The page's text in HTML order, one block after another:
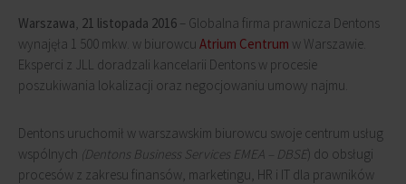
Warszawa, 21 listopada 2016 – Globalna firma prawnicza Dentons
wynajęła 1 500 mkw. w biurowcu Atrium Centrum w Warszawie.
Eksperci z JLL doradzali kancelarii Dentons w procesie
poszukiwania lokalizacji oraz negocjowaniu umowy najmu.
Dentons uruchomił w warszawskim biurowcu swoje centrum usług
wspólnych (Dentons Business Services EMEA – DBSE) do obsługi
procesów z zakresu finansów, marketingu, HR i IT dla prawników